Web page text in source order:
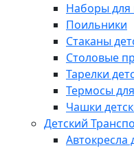
Наборы для
Поильники
Стаканы
Столовые
Тарелки
Термосы
Чашки
Детский
Автокресла